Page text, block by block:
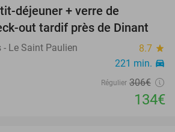
déjeuner + verre de
out tardif près de Dinant
- Le Saint Paulien 8.7 star
221 min. directions_car
Régulier 306€
134€